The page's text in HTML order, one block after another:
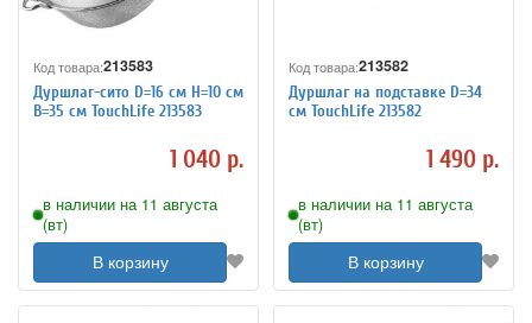
Код товара:213583
Дуршлаг-сито D=16 см H=10 см
B=35 см TouchLife 213583
1 040 р.
в наличии на 11 августа
(вт)
В корзину
Код товара:213582
Дуршлаг на подставке D=34
см TouchLife 213582
1 490 р.
в наличии на 11 августа
(вт)
В корзину